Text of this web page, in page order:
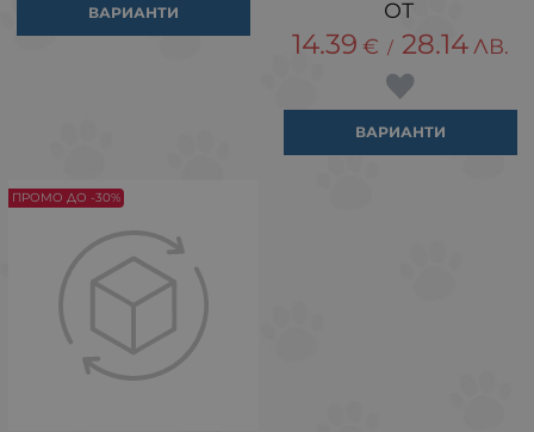
ВАРИАНТИ
14.39 € / 28.14 ЛВ.
ВАРИАНТИ
ПРОМО ДО -30%